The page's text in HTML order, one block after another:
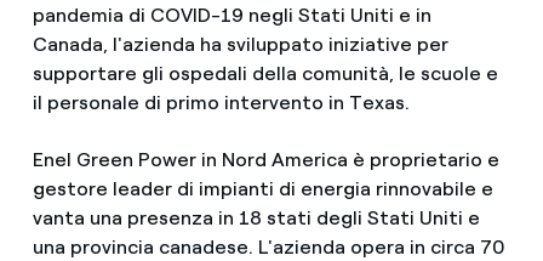
pandemia di COVID-19 negli Stati Uniti e in
Canada, l'azienda ha sviluppato iniziative per
supportare gli ospedali della comunità, le scuole e
il personale di primo intervento in Texas.
Enel Green Power in Nord America è proprietario e
gestore leader di impianti di energia rinnovabile e
vanta una presenza in 18 stati degli Stati Uniti e
una provincia canadese. L'azienda opera in circa 70